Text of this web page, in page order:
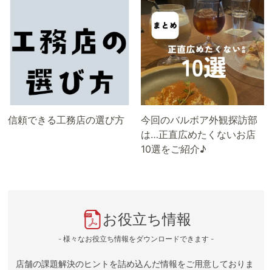
信頼できる工務店の選び方
今回のバルボア外観探訪部
は…正直広めたくないお店
10選をご紹介♪
お役立ち情報
- 様々なお役立ち情報をダウンロードできます -
店舗の課題解決のヒントを詰め込んだ情報をご用意しておりま